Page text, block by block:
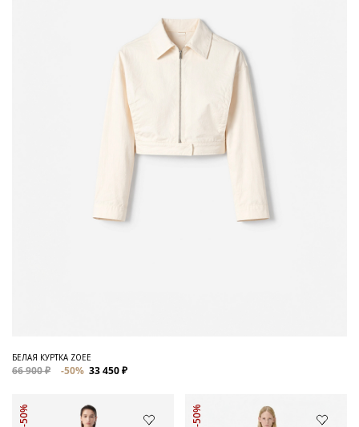
БЕЛАЯ КУРТКА ZOEE
66 900 ₽ -50% 33 450 ₽
-50% -50%